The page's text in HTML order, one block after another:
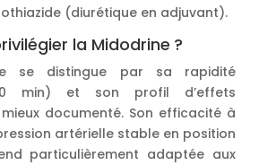
(diurétique en adjuvant).
la Midodrine ?
se distingue par sa rapidité
min) et son profil d’effets
documenté. Son efficacité à
artérielle stable en position
particulièrement adaptée aux